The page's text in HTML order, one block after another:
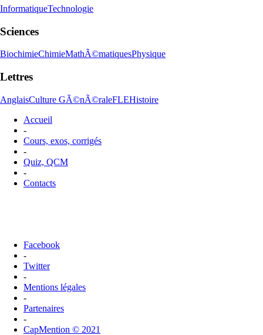
InformatiqueTechnologie
Sciences
BiochimieChimieMathÃ©matiquesPhysique
Lettres
AnglaisCulture GÃ©nÃ©raleFLEHistoire
Accueil
-
Cours, exos, corrigés
-
Quiz, QCM
-
Contacts
Facebook
-
Twitter
-
Mentions légales
-
Partenaires
-
CapMention © 2021